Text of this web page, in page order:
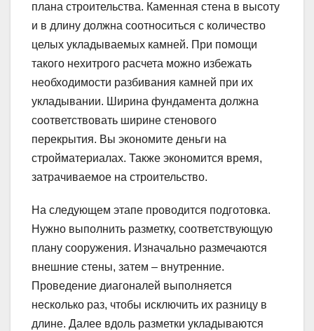
плана строительства. Каменная стена в высоту
и в длину должна соотноситься с количество
целых укладываемых камней. При помощи
такого нехитрого расчета можно избежать
необходимости разбивания камней при их
укладывании. Ширина фундамента должна
соответствовать ширине стенового
перекрытия. Вы экономите деньги на
стройматериалах. Также экономится время,
затрачиваемое на строительство.
На следующем этапе проводится подготовка.
Нужно выполнить разметку, соответствующую
плану сооружения. Изначально размечаются
внешние стены, затем – внутренние.
Проведение диагоналей выполняется
несколько раз, чтобы исключить их разницу в
длине. Далее вдоль разметки укладываются